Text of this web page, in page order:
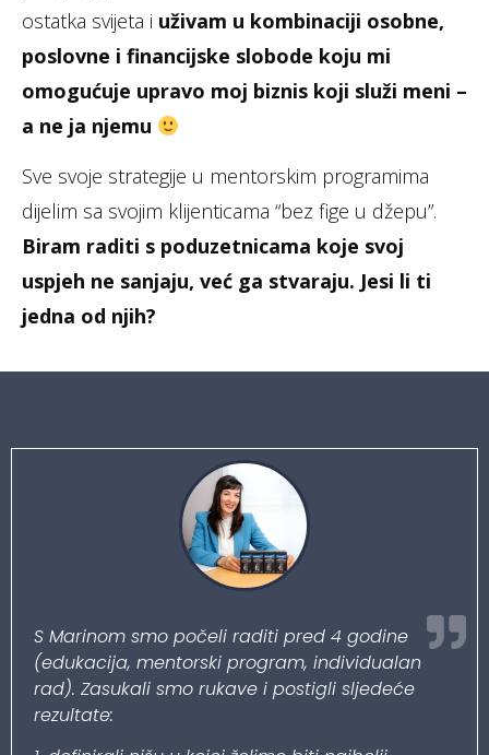
ostatka svijeta i uživam u kombinaciji osobne,
poslovne i financijske slobode koju mi
omogućuje upravo moj biznis koji služi meni –
a ne ja njemu
Sve svoje strategije u mentorskim programima
dijelim sa svojim klijenticama “bez fige u džepu”.
Biram raditi s poduzetnicama koje svoj
uspjeh ne sanjaju, već ga stvaraju. Jesi li ti
jedna od njih?
S Marinom smo počeli raditi pred 4 godine
(edukacija, mentorski program, individualan
rad). Zasukali smo rukave i postigli sljedeće
rezultate: